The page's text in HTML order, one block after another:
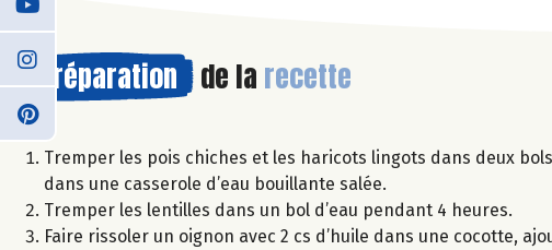
Préparation de la recette
Tremper les pois chiches et les haricots lingots dans deux
dans une casserole d’eau bouillante salée.
Tremper les lentilles dans un bol d’eau pendant 4 heures.
Faire rissoler un oignon avec 2 cs d’huile dans une cocotte,